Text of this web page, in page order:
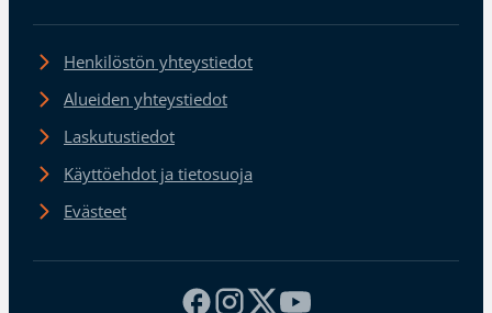
Henkilöstön yhteystiedot
Alueiden yhteystiedot
Laskutustiedot
Käyttöehdot ja tietosuoja
Evästeet